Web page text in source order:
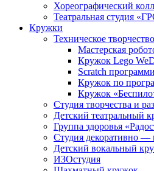
Хореографический
Театральная студия
Кружки
Техническое творчество
Мастерская
Кружок Lego
Scratch
Кружок по
Кружок
Студия творчества и
Детский театральный
Группа здоровья
Студия декоративно —
Детский вокальный
ИЗОстудия